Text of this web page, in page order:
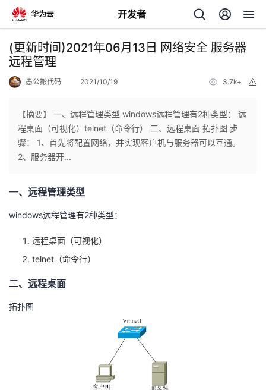
开发者
返
回
个
主的
发
者
(更新时间)2021年06月13日 网络安全 服务器
远程管理
愚公搬代码 2021/10/19 3.7k+
【摘要】 一、远程管理类型 windows远程管理有2种类型： 远
程桌面（可视化）telnet（命令行） 二、远程桌面 拓扑图 步
骤： 1、首先将配置网络，并实现客户机与服务器可以互通。
2、服务器开...
一、远程管理类型
windows远程管理有2种类型：
远程桌面（可视化）
telnet（命令行）
二、远程桌面
拓扑图